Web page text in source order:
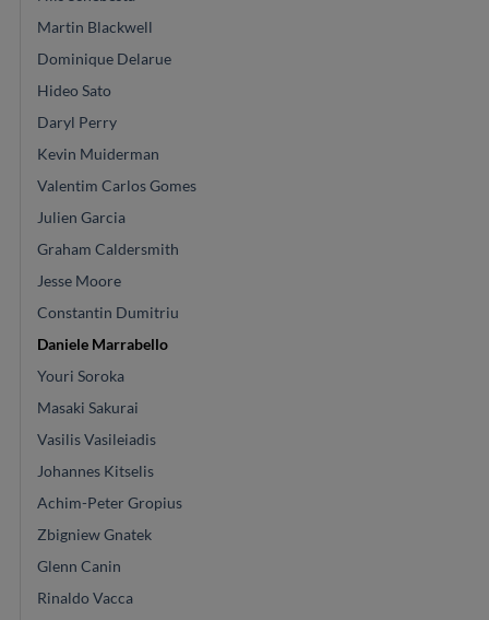
Martin Blackwell
Dominique Delarue
Hideo Sato
Daryl Perry
Kevin Muiderman
Valentim Carlos Gomes
Julien Garcia
Graham Caldersmith
Jesse Moore
Constantin Dumitriu
Daniele Marrabello
Youri Soroka
Masaki Sakurai
Vasilis Vasileiadis
Johannes Kitselis
Achim-Peter Gropius
Zbigniew Gnatek
Glenn Canin
Rinaldo Vacca